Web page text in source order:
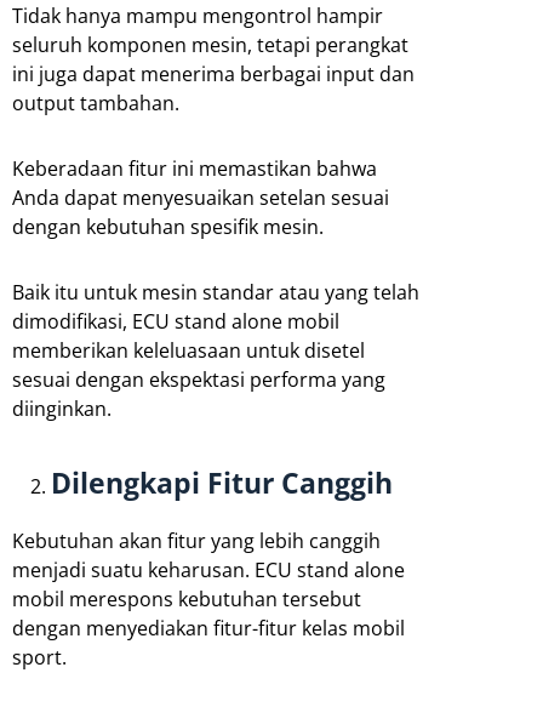
Tidak hanya mampu mengontrol hampir
seluruh komponen mesin, tetapi perangkat
ini juga dapat menerima berbagai input dan
output tambahan.
Keberadaan fitur ini memastikan bahwa
Anda dapat menyesuaikan setelan sesuai
dengan kebutuhan spesifik mesin.
Baik itu untuk mesin standar atau yang telah
dimodifikasi, ECU stand alone mobil
memberikan keleluasaan untuk disetel
sesuai dengan ekspektasi performa yang
diinginkan.
Dilengkapi Fitur Canggih
Kebutuhan akan fitur yang lebih canggih
menjadi suatu keharusan. ECU stand alone
mobil merespons kebutuhan tersebut
dengan menyediakan fitur-fitur kelas mobil
sport.